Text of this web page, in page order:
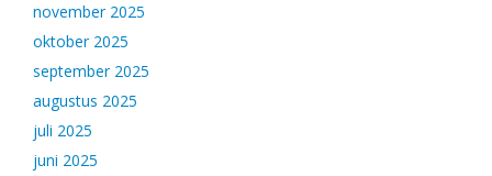
november 2025
oktober 2025
september 2025
augustus 2025
juli 2025
juni 2025